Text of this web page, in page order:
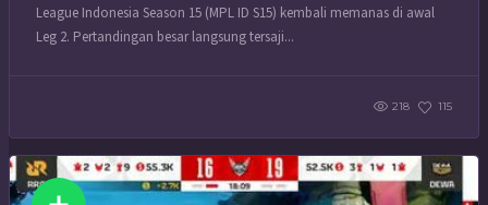
League Indonesia Season 15 (MPL ID S15) kembali memanas di awal
Leg 2. Pertandingan besar langsung tersaji...
218 115